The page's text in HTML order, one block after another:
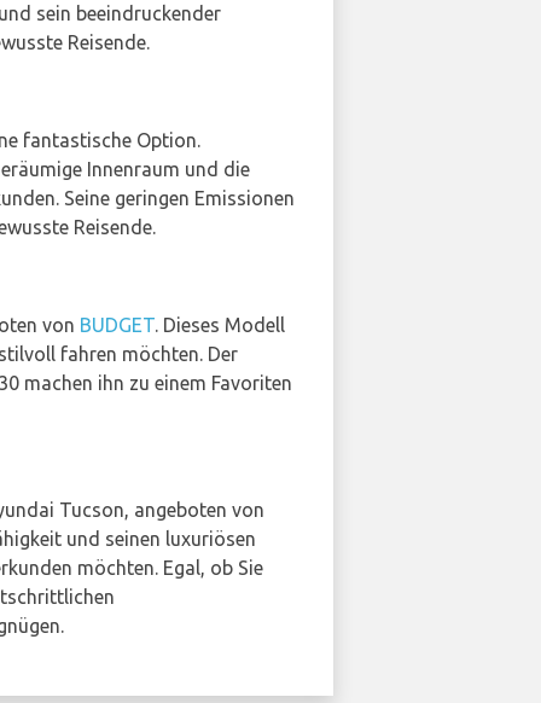
sein beeindruckender
Reisende.
fantastische Option.
Innenraum und die
Seine geringen Emissionen
Reisende.
von BUDGET. Dieses Modell
fahren möchten. Der
machen ihn zu einem Favoriten
Tucson, angeboten von
und seinen luxuriösen
möchten. Egal, ob Sie